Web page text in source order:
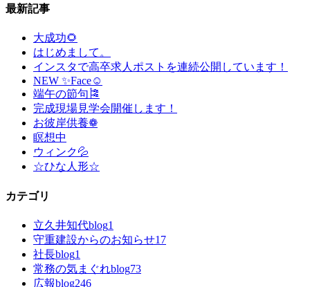
最新記事
大成功🌻
はじめまして。
インスタで高卒求人ポストを連続公開しています！
NEW ✨Face☺
端午の節句🎏
完成現場見学会開催します！
お彼岸供養❁
瞑想中
ウィンク💦
☆ひな人形☆
カテゴリ
立久井知代blog1
守重建設からのお知らせ17
社長blog1
常務の気まぐれblog73
広報blog246